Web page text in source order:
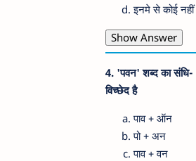
इनमे से कोई नहीं
Show Answer
4. 'पवन' शब्द कासंधि-
विच्छेद है
पाव + ऑन
पो + अन
पाव + वन